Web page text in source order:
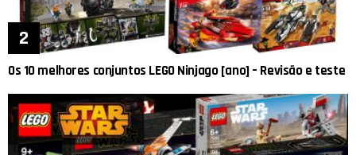
Os 10 melhores conjuntos LEGO Ninjago [ano] – Revisão e teste